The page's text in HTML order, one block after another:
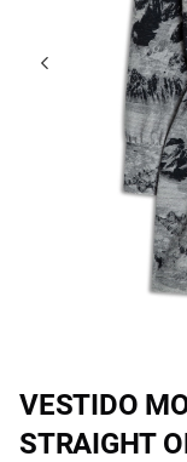
VESTIDO
STRAIGHT